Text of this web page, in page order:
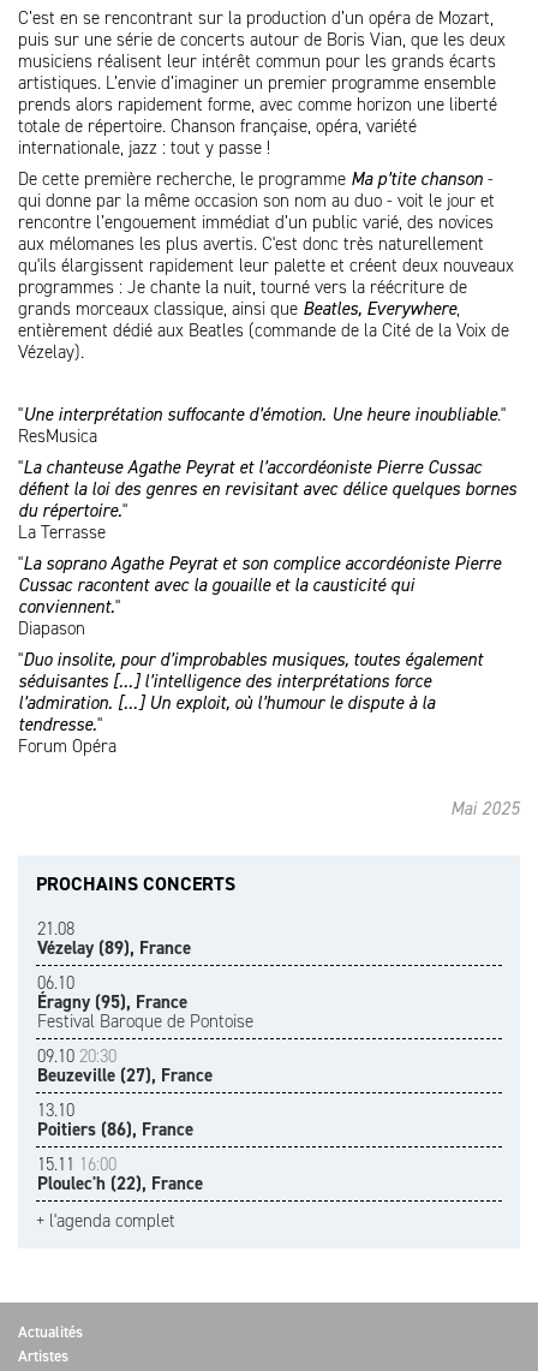
C’est en se rencontrant sur la production d’un opéra de Mozart,
puis sur une série de concerts autour de Boris Vian, que les deux
musiciens réalisent leur intérêt commun pour les grands écarts
artistiques. L’envie d’imaginer un premier programme ensemble
prends alors rapidement forme, avec comme horizon une liberté
totale de répertoire. Chanson française, opéra, variété
internationale, jazz : tout y passe !
De cette première recherche, le programme Ma p’tite chanson -
qui donne par la même occasion son nom au duo - voit le jour et
rencontre l’engouement immédiat d’un public varié, des novices
aux mélomanes les plus avertis. C'est donc très naturellement
qu'ils élargissent rapidement leur palette et créent deux nouveaux
programmes : Je chante la nuit, tourné vers la réécriture de
grands morceaux classique, ainsi que Beatles, Everywhere,
entièrement dédié aux Beatles (commande de la Cité de la Voix de
Vézelay).
"Une interprétation suffocante d’émotion. Une heure inoubliable."
ResMusica
"La chanteuse Agathe Peyrat et l’accordéoniste Pierre Cussac
défient la loi des genres en revisitant avec délice quelques bornes
du répertoire."
La Terrasse
"La soprano Agathe Peyrat et son complice accordéoniste Pierre
Cussac racontent avec la gouaille et la causticité qui
conviennent."
Diapason
"Duo insolite, pour d’improbables musiques, toutes également
séduisantes [...] l’intelligence des interprétations force
l’admiration. [...] Un exploit, où l’humour le dispute à la
tendresse."
Forum Opéra
Mai 2025
PROCHAINS CONCERTS
21.08
Vézelay (89), France
06.10
Éragny (95), France
Festival Baroque de Pontoise
09.10 20:30
Beuzeville (27), France
13.10
Poitiers (86), France
15.11 16:00
Ploulec'h (22), France
+ l'agenda complet
Actualités
Artistes